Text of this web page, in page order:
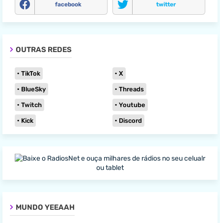
facebook twitter
OUTRAS REDES
TikTok X
BlueSky Threads
Twitch Youtube
Kick Discord
MUNDO YEEAAH